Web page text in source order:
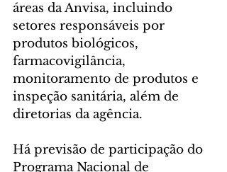
áreas da Anvisa, incluindo
setores responsáveis por
produtos biológicos,
farmacovigilância,
monitoramento de produtos e
inspeção sanitária, além de
diretorias da agência.
Há previsão de participação do
Programa Nacional de